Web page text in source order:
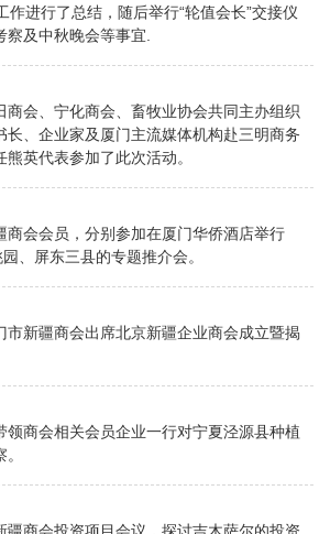
作进行了总结，随后举行“轮值会长”交接仪
及中秋晚会等事宜.
商会、宁化商会、畜牧业协会共同主办组织
长、企业家及厦门主流媒体机构赴三明商务
英代表参加了此次活动。
商会会员，分别参加在厦门华侨酒店举行
、屏东三县的专题推介会。
市新疆商会出席北京新疆企业商会成立暨揭
领商会相关会员企业一行对宁夏泾源县种植